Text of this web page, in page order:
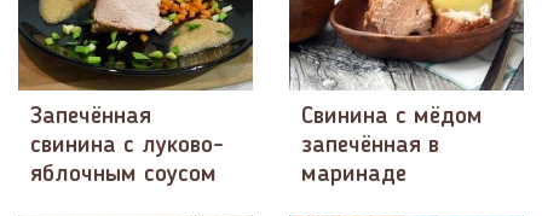
Запечённая
свинина с луково-
яблочным соусом
Свинина с мёдом
запечённая в
маринаде